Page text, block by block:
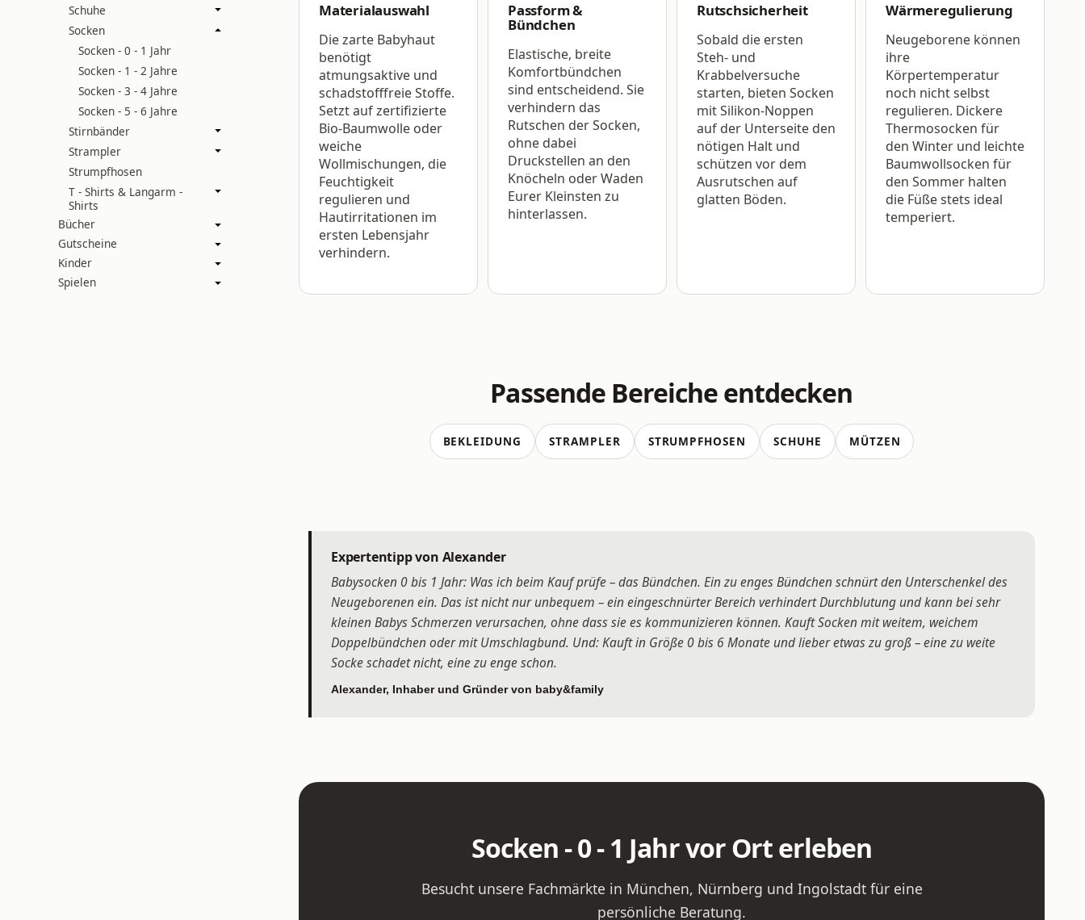
Materialauswahl
Die zarte Babyhaut
benötigt
atmungsaktive und
schadstofffreie Stoffe.
Setzt auf zertifizierte
Bio-Baumwolle oder
weiche
Wollmischungen, die
Feuchtigkeit
regulieren und
Hautirritationen im
ersten Lebensjahr
verhindern.
Passform &
Bündchen
Elastische, breite
Komfortbündchen
sind entscheidend. Sie
verhindern das
Rutschen der Socken,
ohne dabei
Druckstellen an den
Knöcheln oder Waden
Eurer Kleinsten zu
hinterlassen.
Rutschsicherheit
Sobald die ersten
Steh- und
Krabbelversuche
starten, bieten Socken
mit Silikon-Noppen
auf der Unterseite den
nötigen Halt und
schützen vor dem
Ausrutschen auf
glatten Böden.
Wärmeregulierung
Neugeborene können
ihre
Körpertemperatur
noch nicht selbst
regulieren. Dickere
Thermosocken für
den Winter und leichte
Baumwollsocken für
den Sommer halten
die Füße stets ideal
temperiert.
Passende Bereiche entdecken
BEKLEIDUNG STRAMPLER STRUMPFHOSEN SCHUHE MÜTZEN
Expertentipp von Alexander
Babysocken 0 bis 1 Jahr: Was ich beim Kauf prüfe – das Bündchen. Ein zu enges Bündchen schnürt den Unterschenkel des
Neugeborenen ein. Das ist nicht nur unbequem – ein eingeschnürter Bereich verhindert Durchblutung und kann bei sehr
kleinen Babys Schmerzen verursachen, ohne dass sie es kommunizieren können. Kauft Socken mit weitem, weichem
Doppelbündchen oder mit Umschlagbund. Und: Kauft in Größe 0 bis 6 Monate und lieber etwas zu groß – eine zu weite
Socke schadet nicht, eine zu enge schon.
Alexander, Inhaber und Gründer von baby&family
Socken - 0 - 1 Jahr vor Ort erleben
Besucht unsere Fachmärkte in München, Nürnberg und Ingolstadt für eine
persönliche Beratung.
Schuhe
Socken
Socken - 0 - 1 Jahr
Socken - 1 - 2 Jahre
Socken - 3 - 4 Jahre
Socken - 5 - 6 Jahre
Stirnbänder
Strampler
Strumpfhosen
T - Shirts & Langarm -
Shirts
Bücher
Gutscheine
Kinder
Spielen